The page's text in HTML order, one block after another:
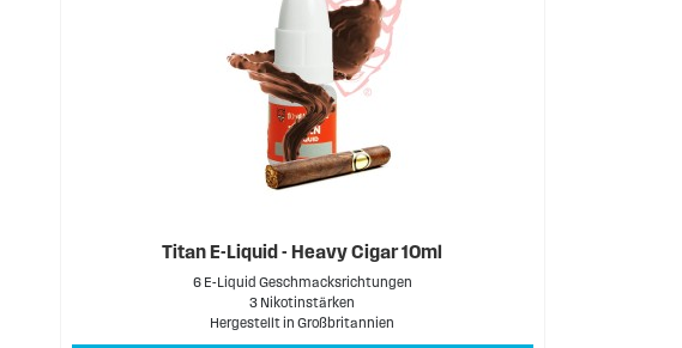
Titan E-Liquid - Heavy Cigar 10ml
6 E-Liquid Geschmacksrichtungen
3 Nikotinstärken
Hergestellt in Großbritannien